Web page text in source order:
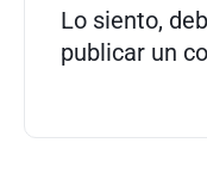
Lo siento,
publicar un